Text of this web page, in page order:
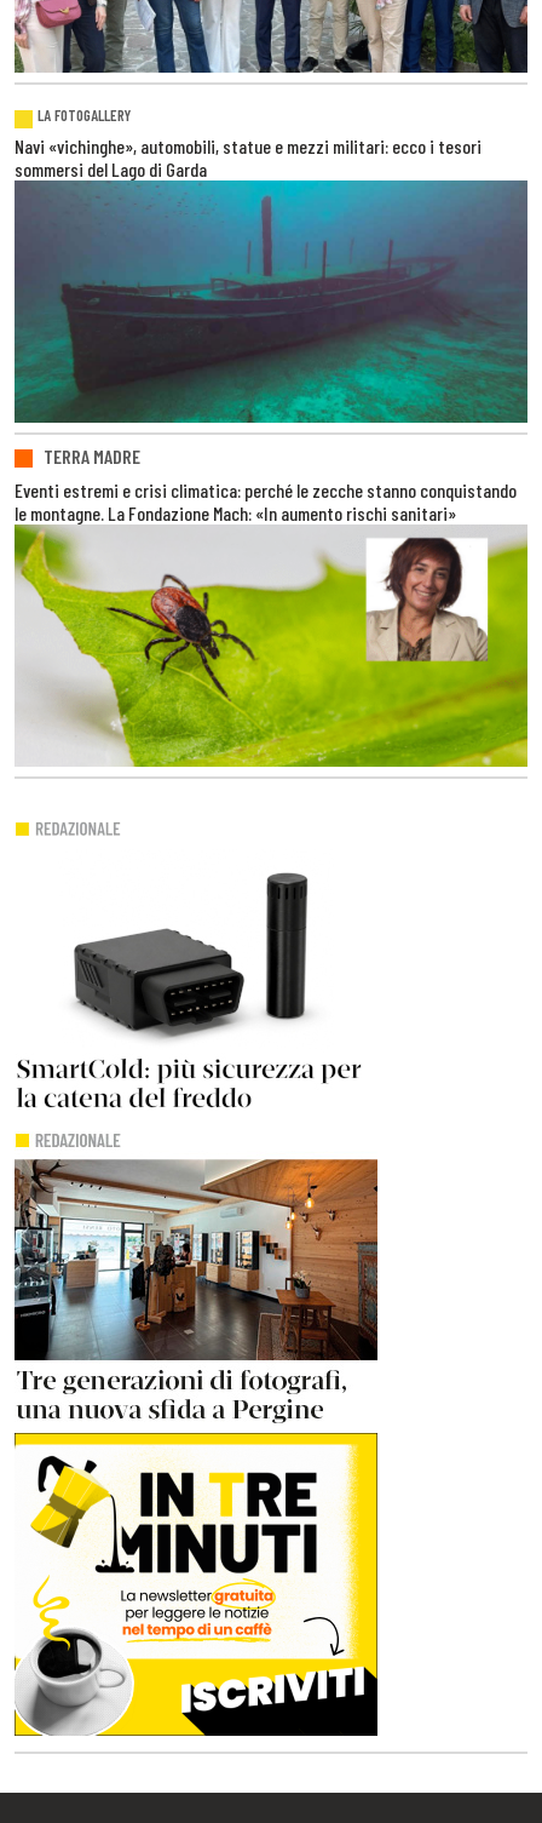
LA FOTOGALLERY
Navi «vichinghe», automobili, statue e mezzi militari: ecco i tesori
sommersi del Lago di Garda
TERRA MADRE
Eventi estremi e crisi climatica: perché le zecche stanno conquistando
le montagne. La Fondazione Mach: «In aumento rischi sanitari»